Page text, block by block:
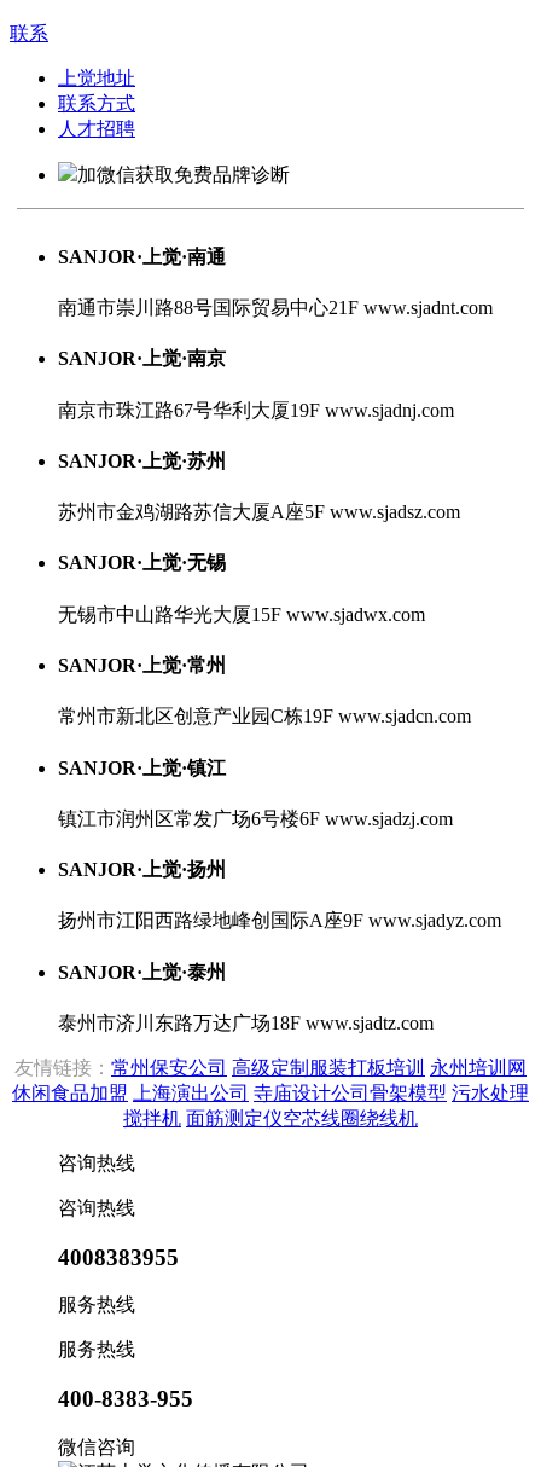
联系
上觉地址
联系方式
人才招聘
加微信获取免费品牌诊断
SANJOR·上觉·南通
南通市崇川路88号国际贸易中心21F www.sjadnt.com
SANJOR·上觉·南京
南京市珠江路67号华利大厦19F www.sjadnj.com
SANJOR·上觉·苏州
苏州市金鸡湖路苏信大厦A座5F www.sjadsz.com
SANJOR·上觉·无锡
无锡市中山路华光大厦15F www.sjadwx.com
SANJOR·上觉·常州
常州市新北区创意产业园C栋19F www.sjadcn.com
SANJOR·上觉·镇江
镇江市润州区常发广场6号楼6F www.sjadzj.com
SANJOR·上觉·扬州
扬州市江阳西路绿地峰创国际A座9F www.sjadyz.com
SANJOR·上觉·泰州
泰州市济川东路万达广场18F www.sjadtz.com
友情链接： 常州保安公司 高级定制服装打板培训 永州培训网
休闲食品加盟
上海演出公司 寺庙设计公司 骨架模型 污水处理
搅拌机 面筋测定仪空芯线圈绕线机
咨询热线
咨询热线
4008383955
服务热线
服务热线
400-8383-955
微信咨询